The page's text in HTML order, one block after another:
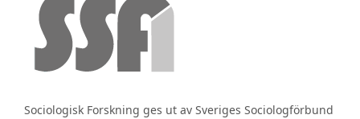
Sociologisk Forskning ges ut av Sveriges Sociologförbund